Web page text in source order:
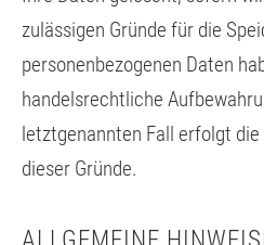
zulässigen Gründe für die
personenbezogenen Daten
handelsrechtliche
letztgenannten Fall erfolgt
dieser Gründe.